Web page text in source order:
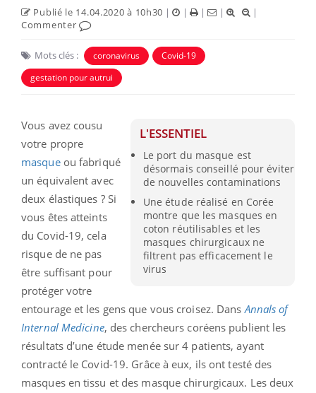
Publié le 14.04.2020 à 10h30 | | | |
|
Commenter
Mots clés : coronavirus
Covid-19
gestation pour autrui
L'ESSENTIEL
Le port du masque est
désormais conseillé pour éviter
de nouvelles contaminations
Une étude réalisé en Corée
montre que les masques en
coton réutilisables et les
masques chirurgicaux ne
filtrent pas efficacement le
virus
Vous avez cousu
votre propre
masqueou fabriqué
un équivalent avec
deux élastiques ? Si
vous êtes atteints
du Covid-19, cela
risque de ne pas
être suffisant pour
protéger votre
entourage et les gens que vous croisez. DansAnnals of
Internal Medicine, des chercheurs coréens publient les
résultats d’une étude menée sur 4 patients, ayant
contracté le Covid-19. Grâce à eux, ils ont testé des
masques en tissu et des masque chirurgicaux. Les deux